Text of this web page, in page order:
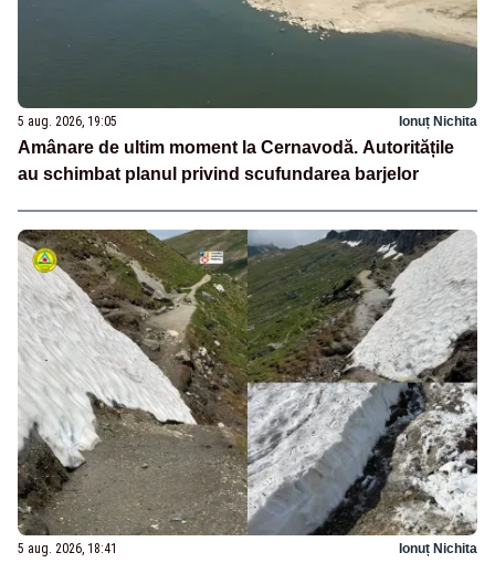
5 aug. 2026, 19:05 Ionuț Nichita
Amânare de ultim moment la Cernavodă. Autoritățile
au schimbat planul privind scufundarea barjelor
5 aug. 2026, 18:41 Ionuț Nichita